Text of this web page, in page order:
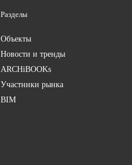
Разделы
Объекты
Новости и тренды
ARCHiBOOKs
Участники рынка
BIM